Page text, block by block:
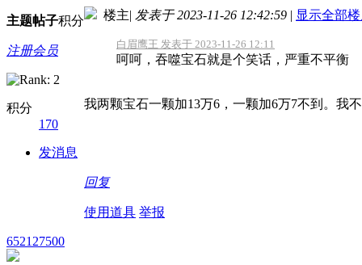
主题帖子积分
注册会员
积分
170
发消息
楼主| 发表于 2023-11-26 12:42:59 | 显示全部
白眉鹰王 发表于 2023-11-26 12:11
呵呵，吞噬宝石就是个笑话，严重不平衡
我两颗宝石一颗加13万6，一颗加6万7不到。我
回复
使用道具 举报
652127500